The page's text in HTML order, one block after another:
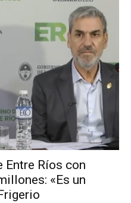
Entre Ríos con
«Es un